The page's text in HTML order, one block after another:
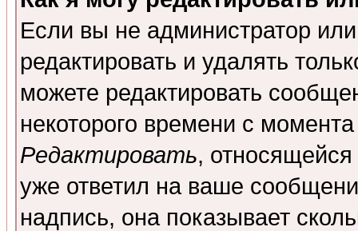
Если вы не администратор
редактировать и удалять
можете редактировать
некоторого времени с
Редактировать,
уже ответил на ваше
надпись, она показывает